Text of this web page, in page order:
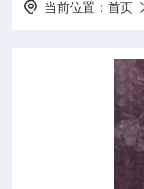
当前位置：首页